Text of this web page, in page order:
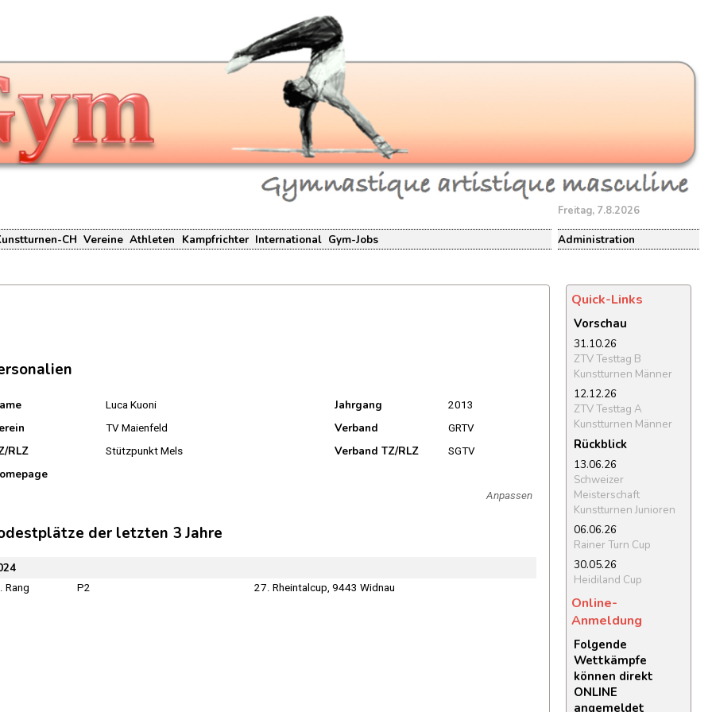
Freitag, 7.8.2026
CH Vereine Athleten Kampfrichter International Gym-Jobs Administration
Luca Kuoni Jahrgang 2013
TV Maienfeld Verband GRTV
RLZ Stützpunkt Mels Verband TZ/RLZ SGTV
Anpassen
der letzten 3 Jahre
Rang P2 27. Rheintalcup, 9443 Widnau
Quick-Links
Vorschau
31.10.26
ZTV Testtag B
Kunstturnen Männer
12.12.26
ZTV Testtag A
Kunstturnen Männer
Rückblick
13.06.26
Schweizer
Meisterschaft
Kunstturnen Junioren
06.06.26
Rainer Turn Cup
30.05.26
Heidiland Cup
Online-
Anmeldung
Folgende
Wettkämpfe
können direkt
ONLINE
angemeldet